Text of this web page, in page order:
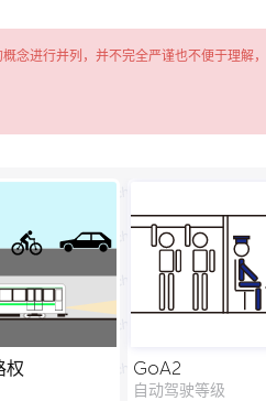
念进行并列，并不完全严谨也不便于理解
权 GoA2
自动驾驶等级